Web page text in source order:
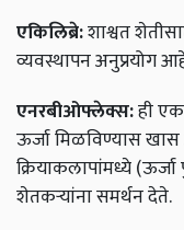
एकिलिब्रे:शाश्वत
व्यवस्थापन अनुप्रयोग
एनरबीओफ्लेक्स:ही
ऊर्जा मिळविण्यास
क्रियाकलापांमध्ये
शेतकऱ्यांना समर्थन देते.